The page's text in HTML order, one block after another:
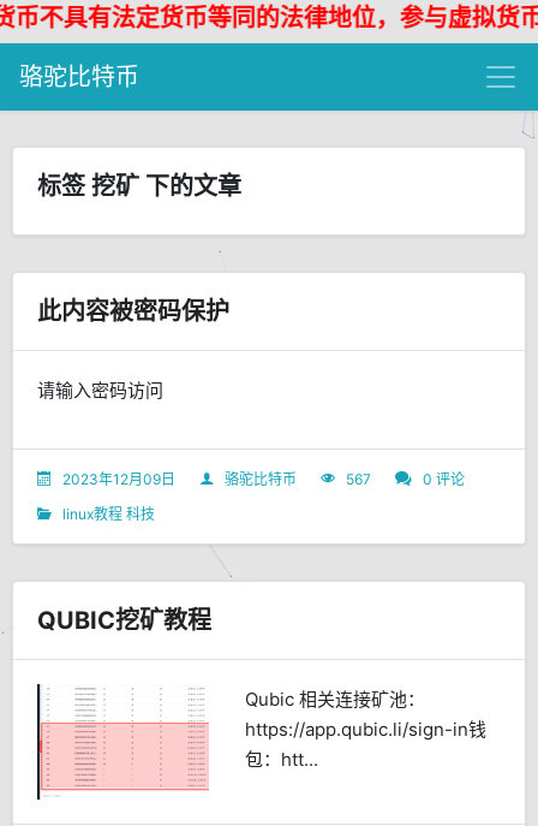
具有法定货币等同的法律地位，参与虚拟货币
骆驼比特币
标签 挖矿 下的文章
此内容被密码保护
请输入密码访问
2023年12月09日 骆驼比特币 567
0 评论
linux教程 科技
QUBIC挖矿教程
Qubic 相关连接矿池：
https://app.qubic.li/sign-in钱
包：htt...